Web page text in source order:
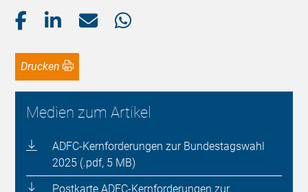
Drucken
Medien zum Artikel
ADFC-Kernforderungen zur Bundestagswahl
2025 (.pdf, 5 MB)
Postkarte ADFC-Kernforderungen zur